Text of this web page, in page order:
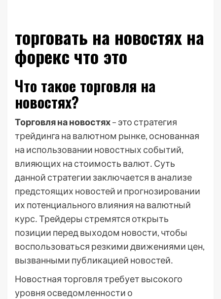
торговать на новостях на
форекс что это
Что такое торговля на
новостях?
Торговля на новостях– это стратегия
трейдинга на валютном рынке, основанная
на использовании новостных событий,
влияющих на стоимость валют․ Суть
данной стратегии заключается в анализе
предстоящих новостей и прогнозировании
их потенциального влияния на валютный
курс․ Трейдеры стремятся открыть
позиции перед выходом новости, чтобы
воспользоваться резкими движениями цен,
вызванными публикацией новостей․
Новостная торговля требует высокого
уровня осведомленности о